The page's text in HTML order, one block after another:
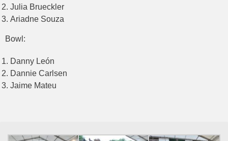
Julia Brueckler
Ariadne Souza
Bowl:
Danny León
Dannie Carlsen
Jaime Mateu